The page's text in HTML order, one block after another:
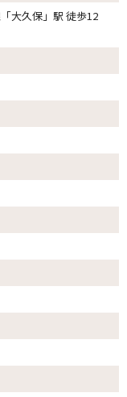
大久保」駅 徒歩12